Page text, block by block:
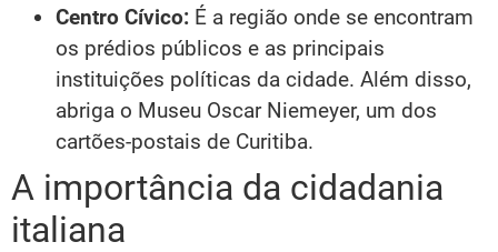
Centro Cívico: É a região onde se encontram
os prédios públicos e as principais
instituições políticas da cidade. Além disso,
abriga o Museu Oscar Niemeyer, um dos
cartões-postais de Curitiba.
A importância da cidadania
italiana